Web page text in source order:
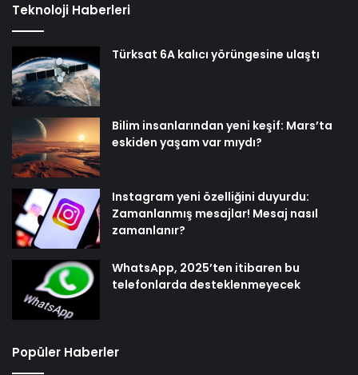
Teknoloji Haberleri
Türksat 6A kalıcı yörüngesine ulaştı
Bilim insanlarından yeni keşif: Mars’ta
eskiden yaşam var mıydı?
Instagram yeni özelliğini duyurdu:
Zamanlanmış mesajlar! Mesaj nasıl
zamanlanır?
WhatsApp, 2025’ten itibaren bu
telefonlarda desteklenmeyecek
Popüler Haberler